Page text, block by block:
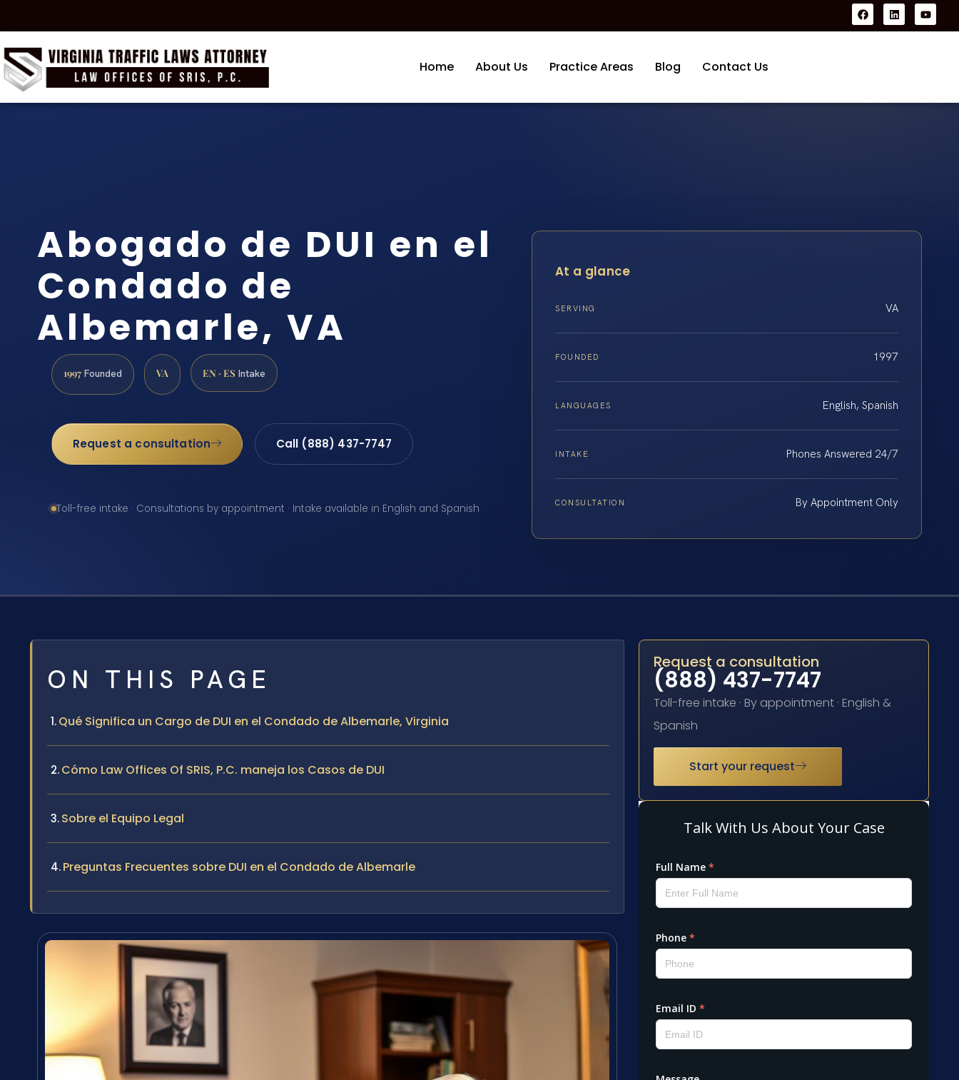
Home About Us Practice Areas Blog Contact Us
Abogado de DUI en el
Condado de
Albemarle, VA
1997 Founded VA EN · ES Intake
Request a consultation Call (888) 437-7747
Toll-free intake · Consultations by appointment · Intake available in English and Spanish
At a glance
SERVING VA
FOUNDED 1997
LANGUAGES English, Spanish
INTAKE Phones Answered 24/7
CONSULTATION By Appointment Only
ON THIS PAGE
Qué Significa un Cargo de DUI en el Condado de Albemarle, Virginia
Cómo Law Offices Of SRIS, P.C. maneja los Casos de DUI
Sobre el Equipo Legal
Preguntas Frecuentes sobre DUI en el Condado de Albemarle
Request a consultation
(888) 437-7747
Toll-free intake · By appointment · English &
Spanish
Start your request